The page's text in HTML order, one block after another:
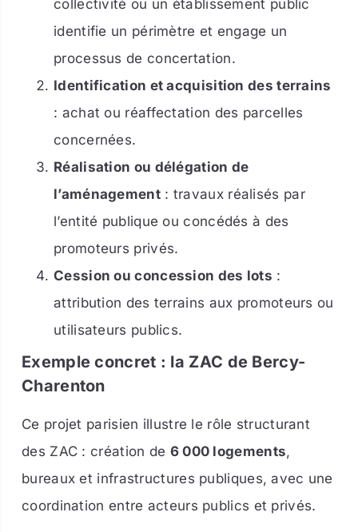
collectivité ou un établissement public
identifie un périmètre et engage un
processus de concertation.
Identification et acquisition des terrains
: achat ou réaffectation des parcelles
concernées.
Réalisation ou délégation de
l’aménagement: travaux réalisés par
l’entité publique ou concédés à des
promoteurs privés.
Cession ou concession des lots :
attribution des terrains aux promoteurs ou
utilisateurs publics.
Exemple concret : la ZAC de Bercy-
Charenton
Ce projet parisien illustre le rôle structurant
des ZAC : création de 6 000 logements,
bureaux et infrastructures publiques, avec une
coordination entre acteurs publics et privés.